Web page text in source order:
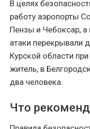
В целях
работу аэропорты
Пензы и Чебоксар, а
атаки перекрывали
Курской области
житель, в
два человека.
Что